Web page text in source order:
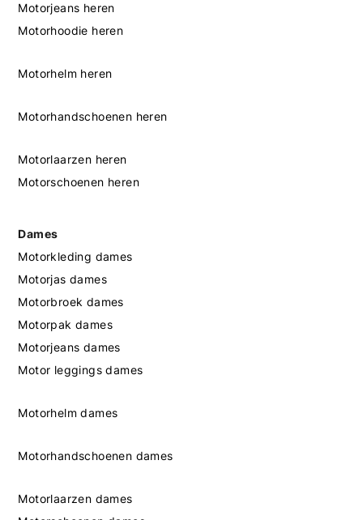
Motorjeans heren
Motorhoodie heren
Motorhelm heren
Motorhandschoenen heren
Motorlaarzen heren
Motorschoenen heren
Dames
Motorkleding dames
Motorjas dames
Motorbroek dames
Motorpak dames
Motorjeans dames
Motor leggings dames
Motorhelm dames
Motorhandschoenen dames
Motorlaarzen dames